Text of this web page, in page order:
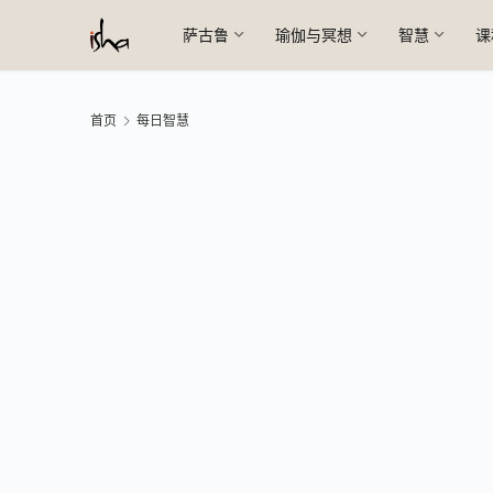
萨古鲁 瑜伽与冥想 智慧
首页 每日智慧